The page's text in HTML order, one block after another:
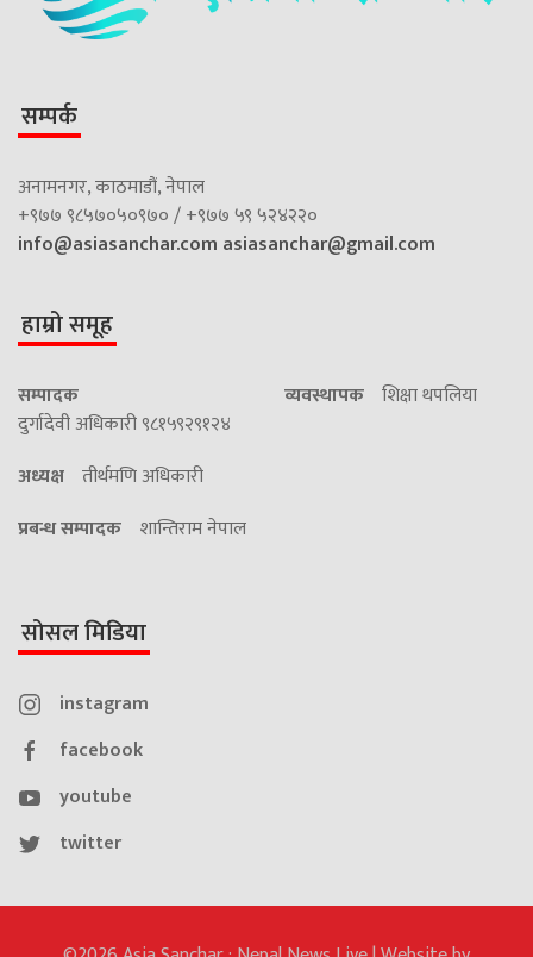
सम्पर्क
अनामनगर, काठमाडौं, नेपाल
+९७७ ९८५७०५०९७० / +९७७ ५९ ५२४२२०
info@asiasanchar.com asiasanchar@gmail.com
हाम्रो समूह
सम्पादक
दुर्गादेवी अधिकारी ९८१५९२९१२४
व्यवस्थापक शिक्षा थपलिया
अध्यक्ष तीर्थमणि अधिकारी
प्रबन्ध सम्पादक शान्तिराम नेपाल
सोसल मिडिया
instagram
facebook
youtube
twitter